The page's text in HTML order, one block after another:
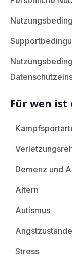
Für wen ist
Demenz und
Altern
Autismus
Stress